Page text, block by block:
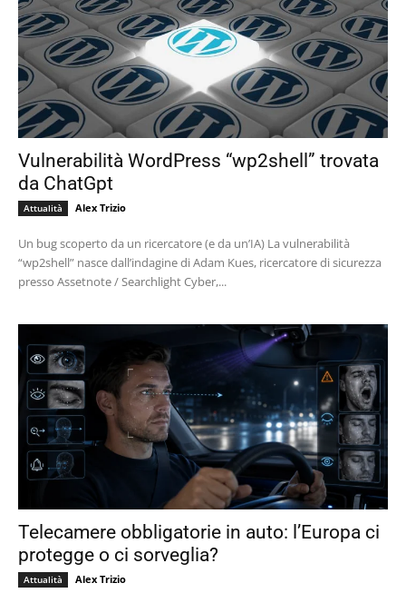
Vulnerabilità WordPress “wp2shell” trovata
da ChatGpt
Attualità Alex Trizio
Un bug scoperto da un ricercatore (e da un’IA) La vulnerabilità
“wp2shell” nasce dall’indagine di Adam Kues, ricercatore di sicurezza
presso Assetnote / Searchlight Cyber,...
Telecamere obbligatorie in auto: l’Europa ci
protegge o ci sorveglia?
Attualità Alex Trizio